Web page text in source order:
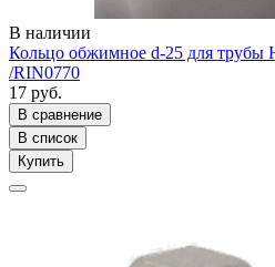
В наличии
Кольцо обжимное d-25 для
/RIN0770
17 руб.
В сравнение
В список
Купить